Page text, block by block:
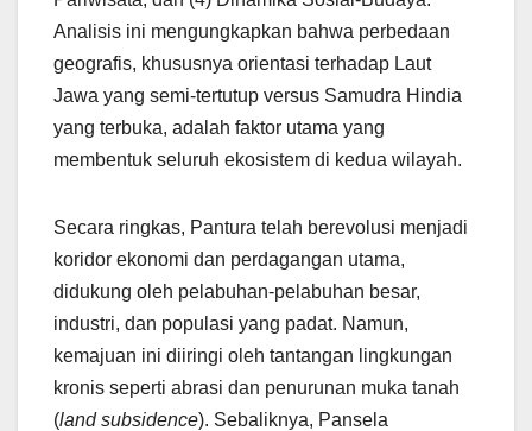
Analisis ini mengungkapkan bahwa perbedaan
geografis, khususnya orientasi terhadap Laut
Jawa yang semi-tertutup versus Samudra Hindia
yang terbuka, adalah faktor utama yang
membentuk seluruh ekosistem di kedua wilayah.
Secara ringkas, Pantura telah berevolusi menjadi
koridor ekonomi dan perdagangan utama,
didukung oleh pelabuhan-pelabuhan besar,
industri, dan populasi yang padat. Namun,
kemajuan ini diiringi oleh tantangan lingkungan
kronis seperti abrasi dan penurunan muka tanah
(land subsidence). Sebaliknya, Pansela